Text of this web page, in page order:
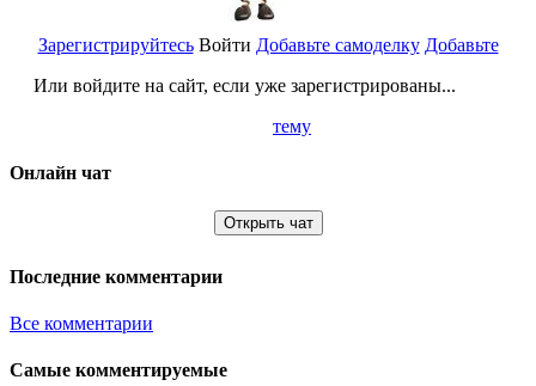
Зарегистрируйтесь
Или войдите на сайт, если уже зарегистрированы...
Войти Добавьте самоделку Добавьте
тему
Онлайн чат
Открыть чат
Последние комментарии
Все комментарии
Самые комментируемые